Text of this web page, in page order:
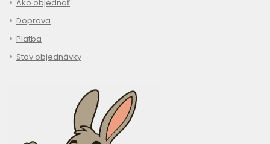
Ako objednať
Doprava
Platba
Stav objednávky